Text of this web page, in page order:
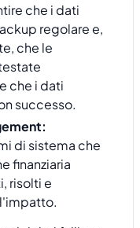
che i dati
regolare e,
che le
che i dati
successo.
di sistema che
finanziaria
risolti e